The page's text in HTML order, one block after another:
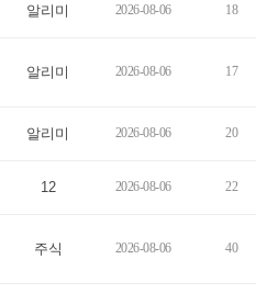
알리미 2026-08-06 18
알리미 2026-08-06 17
알리미 2026-08-06 20
12 2026-08-06 22
주식 2026-08-06 40